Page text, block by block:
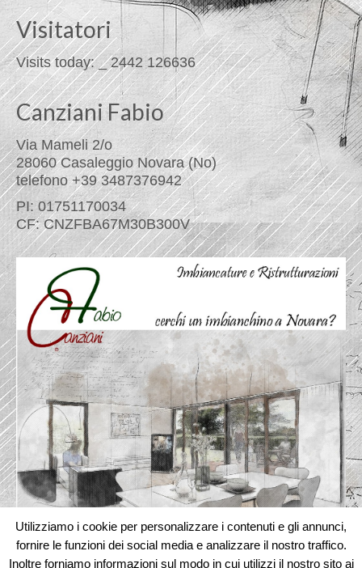
Visitatori
Visits today: _ 2442 126636
Canziani Fabio
Via Mameli 2/o
28060 Casaleggio Novara (No)
telefono +39 3487376942
PI: 01751170034
CF: CNZFBA67M30B300V
Utilizziamo i cookie per personalizzare i contenuti e gli annunci,
fornire le funzioni dei social media e analizzare il nostro traffico.
Inoltre forniamo informazioni sul modo in cui utilizzi il nostro sito ai